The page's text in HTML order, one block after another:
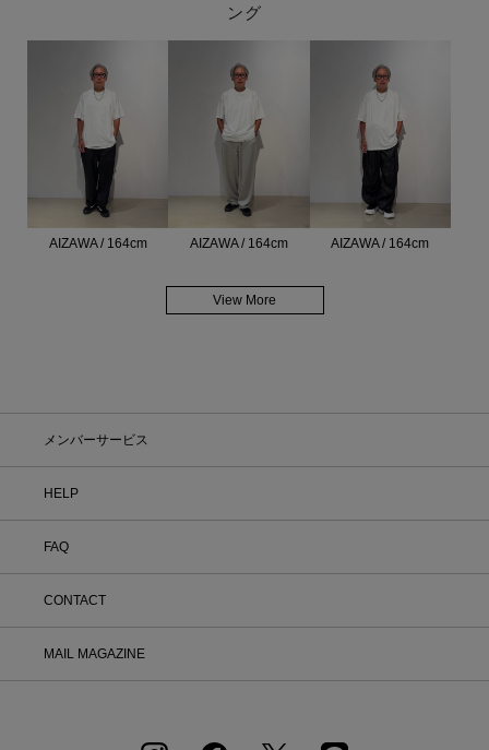
ング
AIZAWA / 164cm AIZAWA / 164cm AIZAWA / 164cm
View More
メンバーサービス
HELP
FAQ
CONTACT
MAIL MAGAZINE